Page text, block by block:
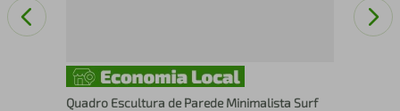
Quadro Escultura de Parede Minimalista Surf